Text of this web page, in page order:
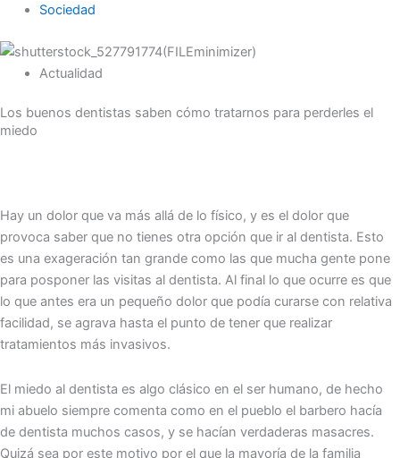
Sociedad
Actualidad
Los buenos dentistas saben cómo tratarnos para perderles el
miedo
Hay un dolor que va más allá de lo físico, y es el dolor que
provoca saber que no tienes otra opción que ir al dentista. Esto
es una exageración tan grande como las que mucha gente pone
para posponer las visitas al dentista. Al final lo que ocurre es que
lo que antes era un pequeño dolor que podía curarse con relativa
facilidad, se agrava hasta el punto de tener que realizar
tratamientos más invasivos.
El miedo al dentista es algo clásico en el ser humano, de hecho
mi abuelo siempre comenta como en el pueblo el barbero hacía
de dentista muchos casos, y se hacían verdaderas masacres.
Quizá sea por este motivo por el que la mayoría de la familia